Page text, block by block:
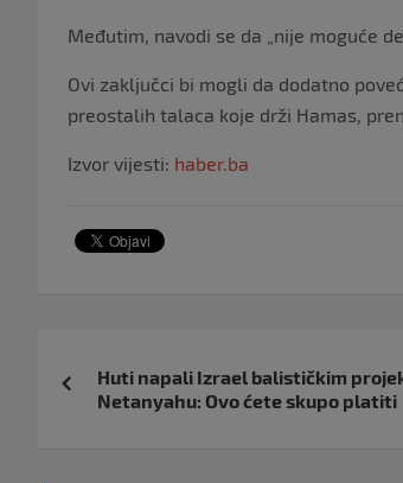
Međutim, navodi se da „nije moguće
Ovi zaključci bi mogli da dodatno
preostalih talaca koje drži Hamas,
Izvor vijesti: haber.ba
objava
Huti napali Izrael balističkim
Netanyahu: Ovo ćete skupo platiti